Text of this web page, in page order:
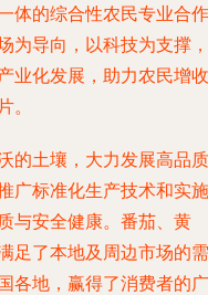
体的综合性农民专业合作
为导向，以科技为支撑，
业化发展，助力农民增收
。
的土壤，大力发展高品质
广标准化生产技术和实施
与安全健康。番茄、黄
足了本地及周边市场的需
各地，赢得了消费者的广